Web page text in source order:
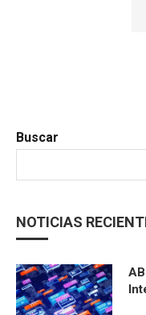
Buscar
NOTICIAS